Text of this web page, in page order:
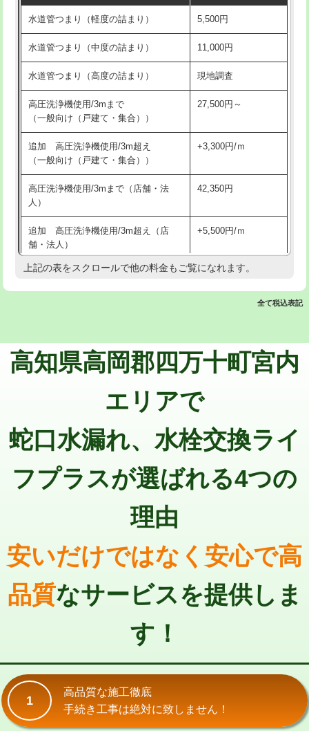
洗面台設置 38,500円
化粧台設置 22,000円
追加人工 16,500円
廃棄・処分 現場見積
※給水管工事は20mmまでの価格です。
交換・取付(排水栓・排水トラップ
22,000円+材料費
持込商品取付（混合水栓）
持込商品取付（浄水器・分岐水栓） 16,500円
業）
排水管工事（追加 排水管工事/3ｍ超
え）
マス交換（土の掘削・埋め戻し作業） 11,000円~
マス交換（深さ50㎝以上） 66,000円
コンクリート斫り（厚さ10㎝超え） 38,500円
モルタル補修（厚さ10㎝まで） 27,500円
モルタル補修（厚さ10㎝超え）
追加人工 16,500円
水道管つまり（軽度の詰まり） 5,500円
水道管つまり（中度の詰まり） 11,000円
水道管つまり（高度の詰まり） 現地調査
高圧洗浄機使用/3mまで
（一般向け（戸建て・集合））
27,500円～
追加 高圧洗浄機使用/3m超え
（一般向け（戸建て・集合））
+3,300円/ｍ
高圧洗浄機使用/3mまで（店舗・法
人）
42,350円
追加 高圧洗浄機使用/3m超え（店
舗・法人）
+5,500円/ｍ
高度高圧洗浄換 現地調査
追加トーラー機使用/3m超え +3,300円
8,800円
止水・漏水調査・防水処理・清掃・修
11,000円
止水・漏水調査・防水処理・清掃・修
22,000円
止水・漏水調査・防水処理・清掃・修
その他部品の脱着 8,800円～
交換・取付（タンク） 22,000円+材料費
交換・取付(単水栓（壁付・デッキ
式・ワンホール）)
交換・取付(排水栓・排水トラップ
（P/S/ポップアップ））
22,000円+材料費
上記の表をスクロールで他の料金もご覧になれます。
全て税込表記
高知県高岡郡四万十町宮内
エリアで
蛇口水漏れ、水栓交換ライ
フプラスが選ばれる4つの
理由
安いだけではなく安心で高
品質なサービスを提供しま
す！
1
高品質な施工徹底
手続き工事は絶対に致しません！